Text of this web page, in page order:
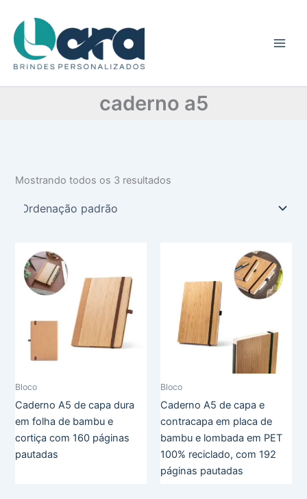
para
conteúdo
caderno a5
t
e
r
Mostrando todos os 3 resultados
Bloco
Caderno A5 de capa dura
em folha de bambu e
cortiça com 160 páginas
pautadas
Bloco
Caderno A5 de capa e
contracapa em placa de
bambu e lombada em PET
100% reciclado, com 192
páginas pautadas